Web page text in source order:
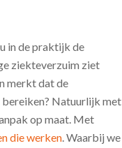
in de praktijk de
ziekteverzuim ziet
merkt dat de
Natuurlijk met
op maat. Met
die werken. Waarbij we